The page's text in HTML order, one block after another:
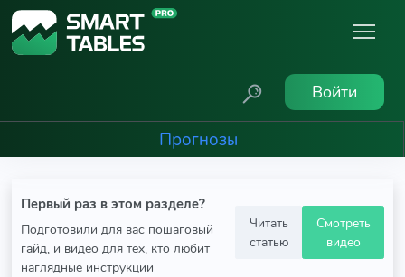
Войти
Прогнозы
Первый раз в этом разделе?
Подготовили для вас пошаговый
гайд, и видео для тех, кто любит
наглядные инструкции
Читать
статью
Смотреть
видео